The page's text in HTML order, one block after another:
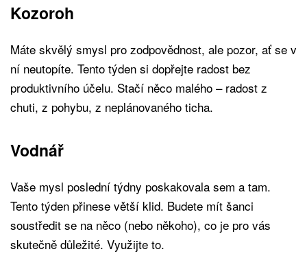
Kozoroh
Máte skvělý smysl pro zodpovědnost, ale pozor, ať se v
ní neutopíte. Tento týden si dopřejte radost bez
produktivního účelu. Stačí něco malého – radost z
chuti, z pohybu, z neplánovaného ticha.
Vodnář
Vaše mysl poslední týdny poskakovala sem a tam.
Tento týden přinese větší klid. Budete mít šanci
soustředit se na něco (nebo někoho), co je pro vás
skutečně důležité. Využijte to.